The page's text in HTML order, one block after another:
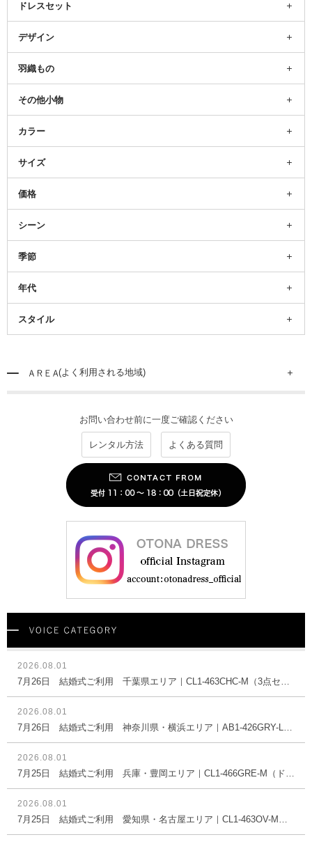
ドレスセット
デザイン
羽織もの
その他小物
カラー
サイズ
価格
シーン
季節
年代
スタイル
(よく利用される地域)
お問い合わせ前に一度ご確認ください
レンタル方法 よくある質問
2026.08.01
7月26日 結婚式ご利用 千葉県エリア｜CL1-463CHC-M（3点セット(バッグ)）
2026.08.01
7月26日 結婚式ご利用 神奈川県・横浜エリア｜AB1-426GRY-L（ドレス単品）
2026.08.01
7月25日 結婚式ご利用 兵庫・豊岡エリア｜CL1-466GRE-M（ドレス単品）
2026.08.01
7月25日 結婚式ご利用 愛知県・名古屋エリア｜CL1-463OV-M（ドレス単品）